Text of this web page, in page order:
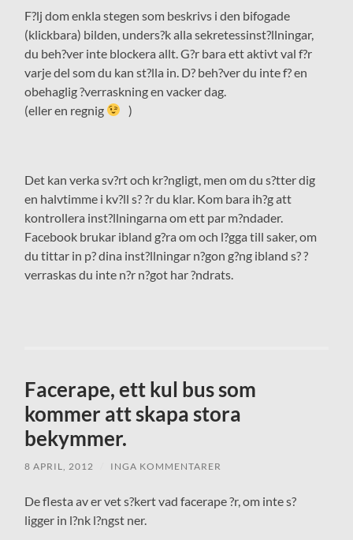
F?lj dom enkla stegen som beskrivs i den bifogade
(klickbara) bilden, unders?k alla sekretessinst?llningar,
du beh?ver inte blockera allt. G?r bara ett aktivt val f?r
varje del som du kan st?lla in. D? beh?ver du inte f? en
obehaglig ?verraskning en vacker dag.
(eller en regnig
)
Det kan verka sv?rt och kr?ngligt, men om du s?tter dig
en halvtimme i kv?ll s? ?r du klar. Kom bara ih?g att
kontrollera inst?llningarna om ett par m?ndader.
Facebook brukar ibland g?ra om och l?gga till saker, om
du tittar in p? dina inst?llningar n?gon g?ng ibland s? ?
verraskas du inte n?r n?got har ?ndrats.
Facerape, ett kul bus som
kommer att skapa stora
bekymmer.
8 APRIL, 2012 INGA KOMMENTARER
De flesta av er vet s?kert vad facerape ?r, om inte s?
ligger in l?nk l?ngst ner.